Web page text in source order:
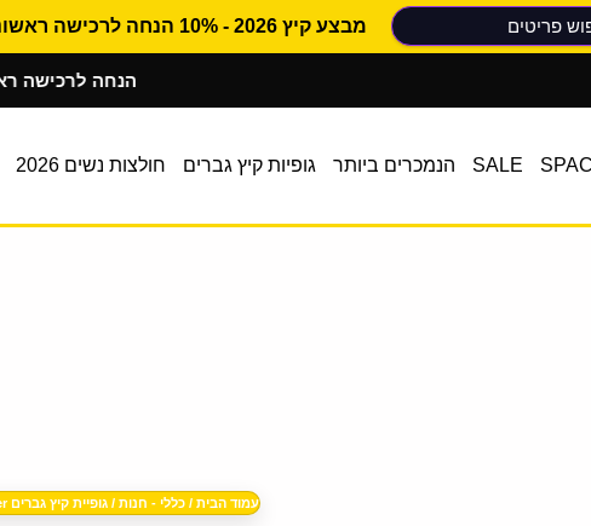
מבצע קיץ 2026 - 10% הנחה לרכישה ראשונה
10% הנחה לרכישה ראשונה
SALE הנמכרים ביותר גופיות קיץ גברים חולצות נשים 2026
עמוד הבית / כללי - חנות / גופיית קיץ גברים Rapper Forever